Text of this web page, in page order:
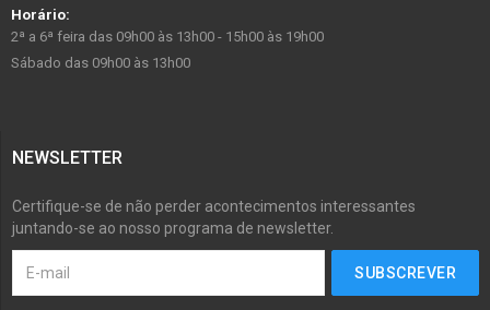
Horário:
2ª a 6ª feira das 09h00 às 13h00 - 15h00 às 19h00
Sábado das 09h00 às 13h00
NEWSLETTER
Certifique-se de não perder acontecimentos interessantes
juntando-se ao nosso programa de newsletter.